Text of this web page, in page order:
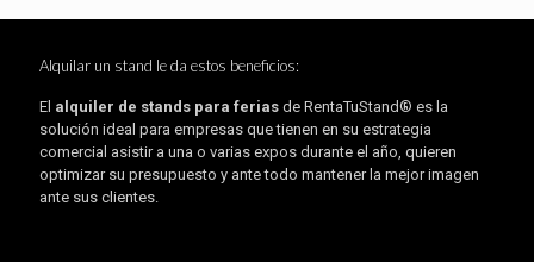
Alquilar un stand le da estos beneficios:
El alquiler de stands para ferias de RentaTuStand® es la
solución ideal para empresas que tienen en su estrategia
comercial asistir a una o varias expos durante el año, quieren
optimizar su presupuesto y ante todo mantener la mejor imagen
ante sus clientes.